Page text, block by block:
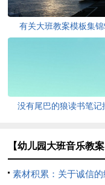
有关大班教案模板集
没有尾巴的狼读书笔记
【幼儿园大班音乐教
素材积累：关于诚信的